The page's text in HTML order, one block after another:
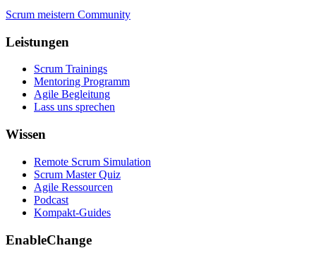
Scrum meistern Community
Leistungen
Scrum Trainings
Mentoring Programm
Agile Begleitung
Lass uns sprechen
Wissen
Remote Scrum Simulation
Scrum Master Quiz
Agile Ressourcen
Podcast
Kompakt-Guides
EnableChange